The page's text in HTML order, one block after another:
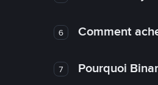
6 Comment
7 Pourquoi